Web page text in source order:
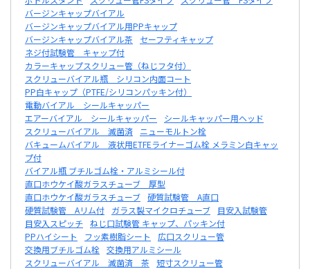
バージンキャップバイアル
バージンキャップバイアル用PPキャップ
バージンキャップバイアル茶
セーフティキャップ
ネジ付試験管 キャップ付
カラーキャップスクリュー管（ねじフタ付）
スクリューバイアル瓶 シリコン内面コート
PP白キャップ（PTFE/シリコンパッキン付）
電動バイアル シールキャッパー
エアーバイアル シールキャッパー
シールキャッパー用ヘッド
スクリューバイアル 滅菌済
ニューモルトン栓
バキュームバイアル 液状用ETFEライナーゴム栓 メラミン白キャッ
プ付
バイアル瓶 ブチルゴム栓・アルミシール付
直口ホウケイ酸ガラスチューブ 厚型
直口ホウケイ酸ガラスチューブ 硬質試験管 A直口
硬質試験管 Aリム付
ガラス製マイクロチューブ
目安入試験管
目安入スピッチ ねじ口試験管 キャップ、パッキン付
PPハイシート
フッ素樹脂シート
広口スクリュー管
交換用ブチルゴム栓 交換用アルミシール
スクリューバイアル 滅菌済 茶
短寸スクリュー管